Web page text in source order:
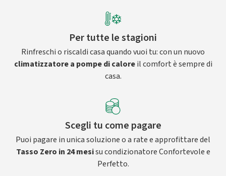
Per tutte le stagioni
Rinfreschi o riscaldi casa quando vuoi tu: con un nuovo
climatizzatore a pompe di caloreil comfort è sempre di
casa.
Scegli tu come pagare
Puoi pagare in unica soluzione o a rate e approfittare del
Tasso Zero in 24 mesisu condizionatore Confortevole e
Perfetto.